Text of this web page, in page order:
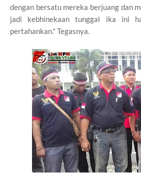
dengan bersatu mereka berjuang dan
jadi kebhinekaan tunggal ika ini
pertahankan." Tegasnya.